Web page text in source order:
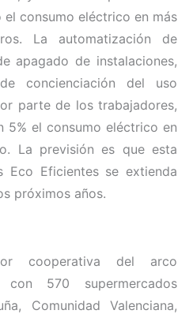
consumo eléctrico en más
La automatización de
apagado de instalaciones,
concienciación del uso
parte de los trabajadores,
5% el consumo eléctrico en
La previsión es que esta
Eco Eficientes se extienda
próximos años.
cooperativa del arco
con 570 supermercados
Comunidad Valenciana,